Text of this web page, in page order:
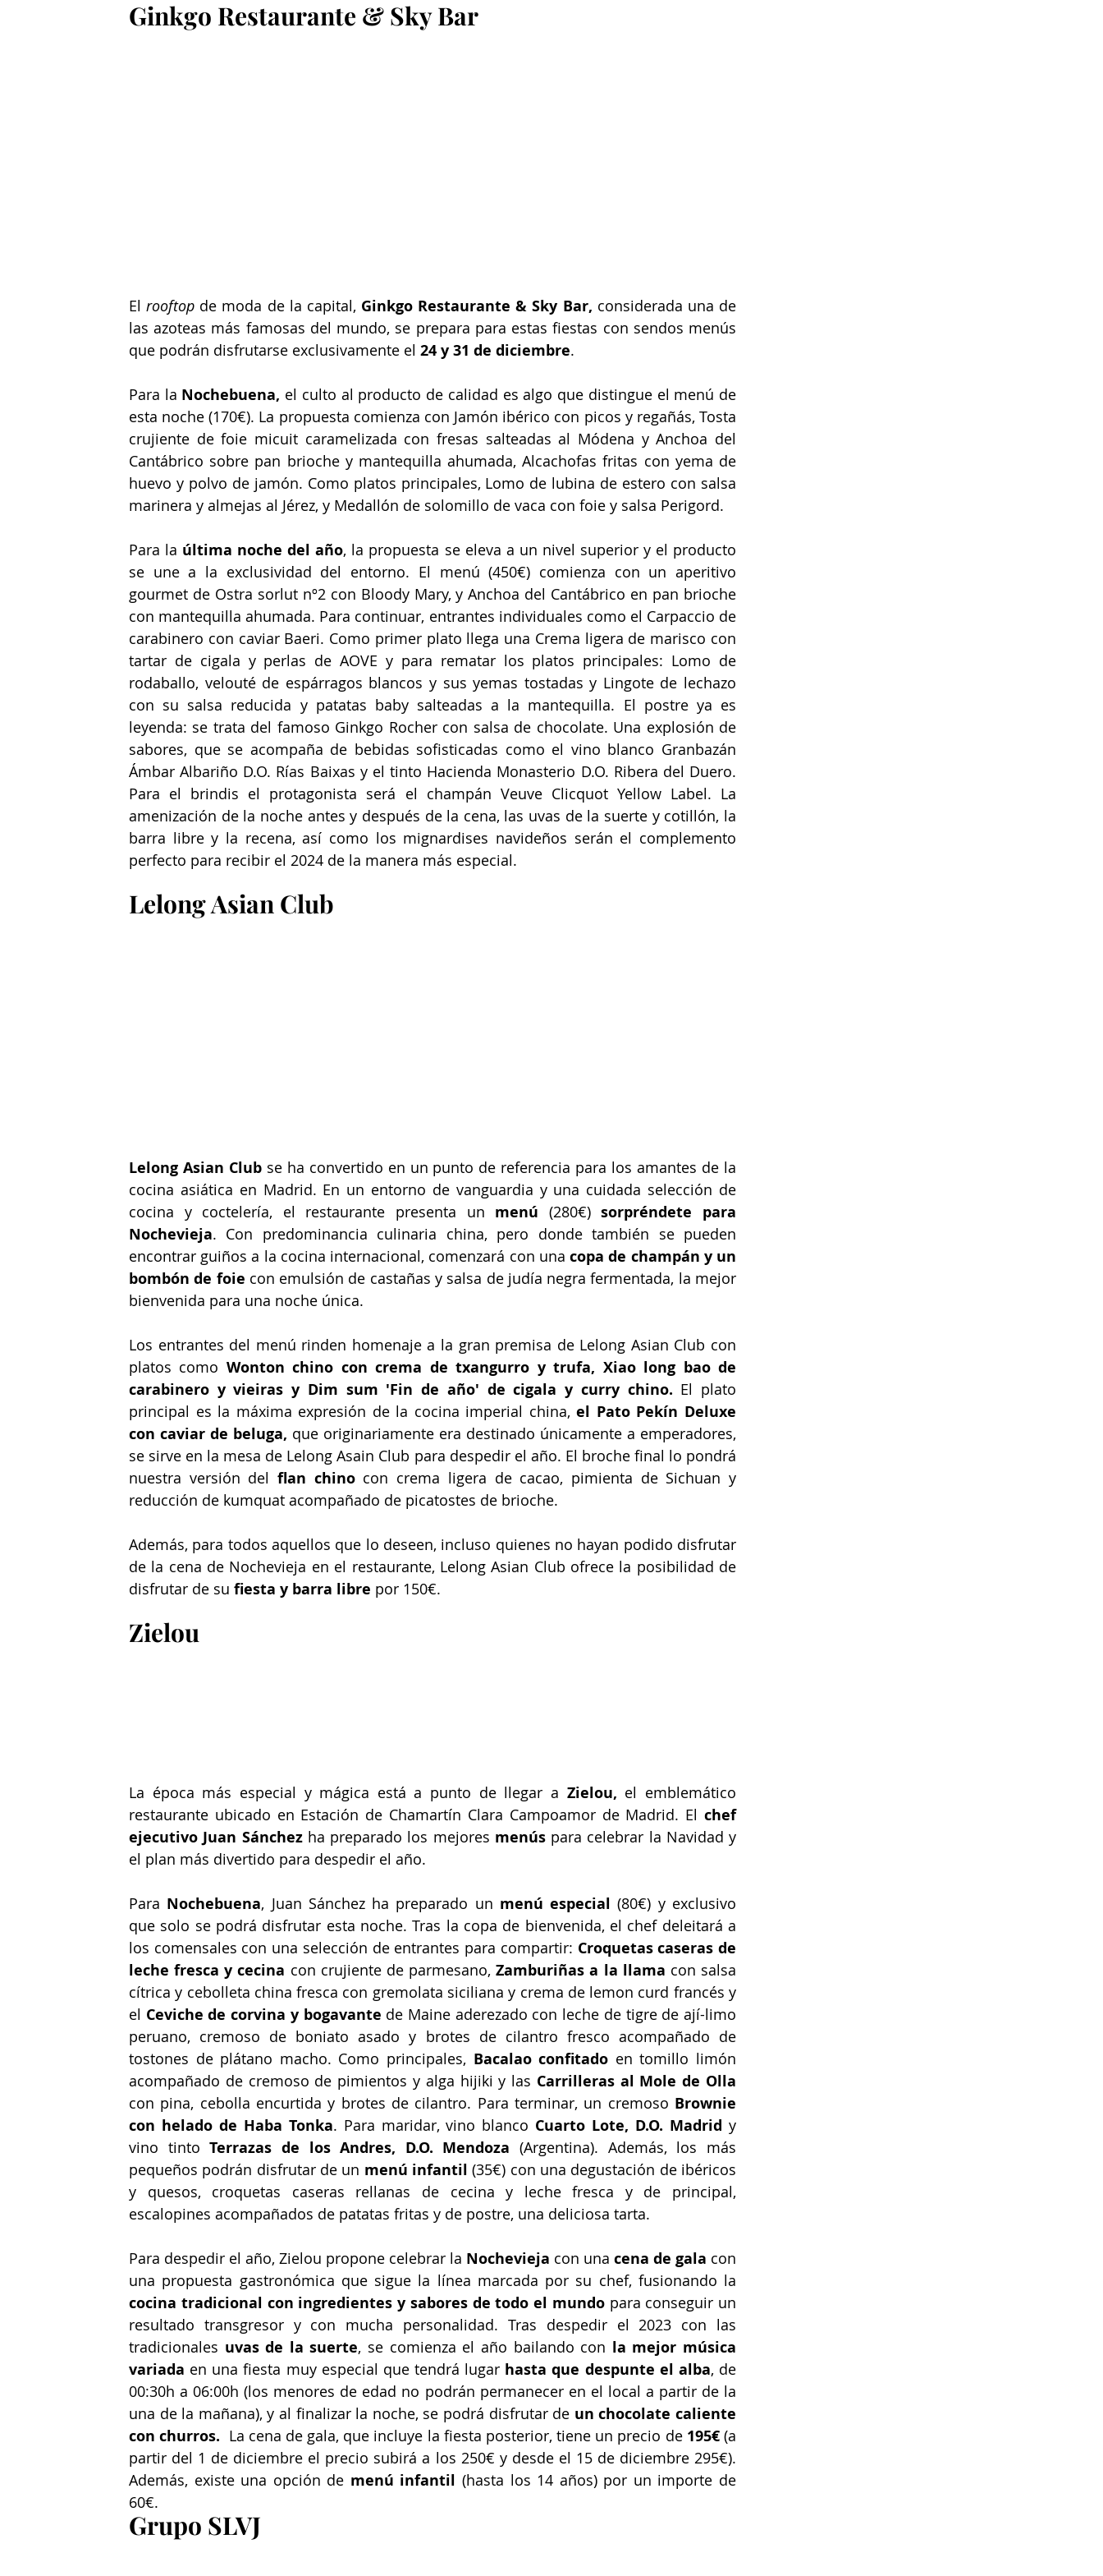
Ginkgo Restaurante & Sky Bar
El rooftop de moda de la capital, Ginkgo Restaurante & Sky Bar, considerada una de
las azoteas más famosas del mundo, se prepara para estas fiestas con sendos menús
que podrán disfrutarse exclusivamente el 24 y 31 de diciembre.
Para la Nochebuena, el culto al producto de calidad es algo que distingue el menú de
esta noche (170€). La propuesta comienza con Jamón ibérico con picos y regañás, Tosta
crujiente de foie micuit caramelizada con fresas salteadas al Módena y Anchoa del
Cantábrico sobre pan brioche y mantequilla ahumada, Alcachofas fritas con yema de
huevo y polvo de jamón. Como platos principales, Lomo de lubina de estero con salsa
marinera y almejas al Jérez, y Medallón de solomillo de vaca con foie y salsa Perigord.
Para la última noche del año, la propuesta se eleva a un nivel superior y el producto
se une a la exclusividad del entorno. El menú (450€) comienza con un aperitivo
gourmet de Ostra sorlut nº2 con Bloody Mary, y Anchoa del Cantábrico en pan brioche
con mantequilla ahumada. Para continuar, entrantes individuales como el Carpaccio de
carabinero con caviar Baeri. Como primer plato llega una Crema ligera de marisco con
tartar de cigala y perlas de AOVE y para rematar los platos principales: Lomo de
rodaballo, velouté de espárragos blancos y sus yemas tostadas y Lingote de lechazo
con su salsa reducida y patatas baby salteadas a la mantequilla. El postre ya es
leyenda: se trata del famoso Ginkgo Rocher con salsa de chocolate. Una explosión de
sabores, que se acompaña de bebidas sofisticadas como el vino blanco Granbazán
Ámbar Albariño D.O. Rías Baixas y el tinto Hacienda Monasterio D.O. Ribera del Duero.
Para el brindis el protagonista será el champán Veuve Clicquot Yellow Label. La
amenización de la noche antes y después de la cena, las uvas de la suerte y cotillón, la
barra libre y la recena, así como los mignardises navideños serán el complemento
perfecto para recibir el 2024 de la manera más especial.
Lelong Asian Club
Lelong Asian Club se ha convertido en un punto de referencia para los amantes de la
cocina asiática en Madrid. En un entorno de vanguardia y una cuidada selección de
cocina y coctelería, el restaurante presenta un menú (280€) sorpréndete para
Nochevieja. Con predominancia culinaria china, pero donde también se pueden
encontrar guiños a la cocina internacional, comenzará con una copa de champán y un
bombón de foie con emulsión de castañas y salsa de judía negra fermentada, la mejor
bienvenida para una noche única.
Los entrantes del menú rinden homenaje a la gran premisa de Lelong Asian Club con
platos como Wonton chino con crema de txangurro y trufa, Xiao long bao de
carabinero y vieiras y Dim sum 'Fin de año' de cigala y curry chino. El plato
principal es la máxima expresión de la cocina imperial china, el Pato Pekín Deluxe
con caviar de beluga, que originariamente era destinado únicamente a emperadores,
se sirve en la mesa de Lelong Asain Club para despedir el año. El broche final lo pondrá
nuestra versión del flan chino con crema ligera de cacao, pimienta de Sichuan y
reducción de kumquat acompañado de picatostes de brioche.
Además, para todos aquellos que lo deseen, incluso quienes no hayan podido disfrutar
de la cena de Nochevieja en el restaurante, Lelong Asian Club ofrece la posibilidad de
disfrutar de su fiesta y barra libre por 150€.
Zielou
La época más especial y mágica está a punto de llegar a Zielou, el emblemático
restaurante ubicado en Estación de Chamartín Clara Campoamor de Madrid. El chef
ejecutivo Juan Sánchez ha preparado los mejores menús para celebrar la Navidad y
el plan más divertido para despedir el año.
Para Nochebuena, Juan Sánchez ha preparado un menú especial (80€) y exclusivo
que solo se podrá disfrutar esta noche. Tras la copa de bienvenida, el chef deleitará a
los comensales con una selección de entrantes para compartir: Croquetas caseras de
leche fresca y cecina con crujiente de parmesano, Zamburiñas a la llama con salsa
cítrica y cebolleta china fresca con gremolata siciliana y crema de lemon curd francés y
el Ceviche de corvina y bogavante de Maine aderezado con leche de tigre de ají-limo
peruano, cremoso de boniato asado y brotes de cilantro fresco acompañado de
tostones de plátano macho. Como principales, Bacalao confitado en tomillo limón
acompañado de cremoso de pimientos y alga hijiki y las Carrilleras al Mole de Olla
con pina, cebolla encurtida y brotes de cilantro. Para terminar, un cremoso Brownie
con helado de Haba Tonka. Para maridar, vino blanco Cuarto Lote, D.O. Madrid y
vino tinto Terrazas de los Andres, D.O. Mendoza (Argentina). Además, los más
pequeños podrán disfrutar de un menú infantil (35€) con una degustación de ibéricos
y quesos, croquetas caseras rellanas de cecina y leche fresca y de principal,
escalopines acompañados de patatas fritas y de postre, una deliciosa tarta.
Para despedir el año, Zielou propone celebrar la Nochevieja con una cena de gala con
cocina tradicional con ingredientes y sabores de todo el mundo para conseguir un
resultado transgresor y con mucha personalidad. Tras despedir el 2023 con las
tradicionales uvas de la suerte, se comienza el año bailando con la mejor música
variada en una fiesta muy especial que tendrá lugar hasta que despunte el alba, de
00:30h a 06:00h (los menores de edad no podrán permanecer en el local a partir de la
una de la mañana), y al finalizar la noche, se podrá disfrutar de un chocolate caliente
con churros. La cena de gala, que incluye la fiesta posterior, tiene un precio de 195€ (a
partir del 1 de diciembre el precio subirá a los 250€ y desde el 15 de diciembre 295€).
Además, existe una opción de menú infantil (hasta los 14 años) por un importe de
60€.
Grupo SLVJ